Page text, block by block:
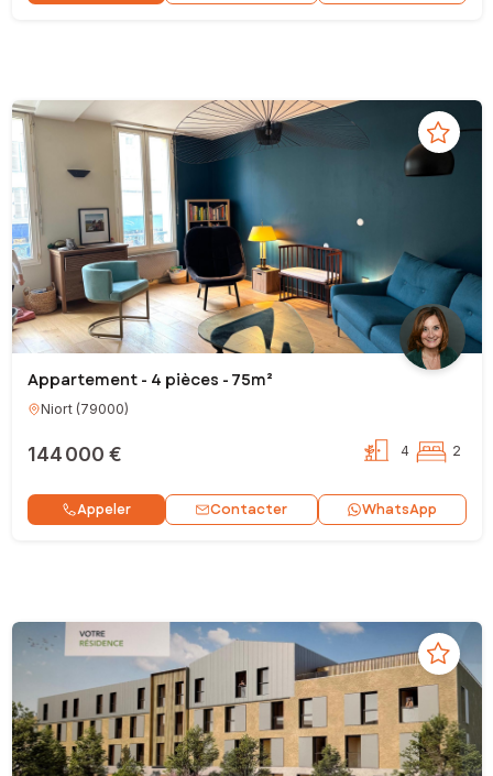
Appartement - 4 pièces - 75m²
Niort(79000)
144 000 € 4 2
Appeler Contacter WhatsApp